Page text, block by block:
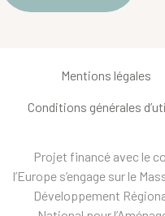
Mentions légales
Conditions générales
Projet financé avec le
l’Europe s’engage sur le
Développement